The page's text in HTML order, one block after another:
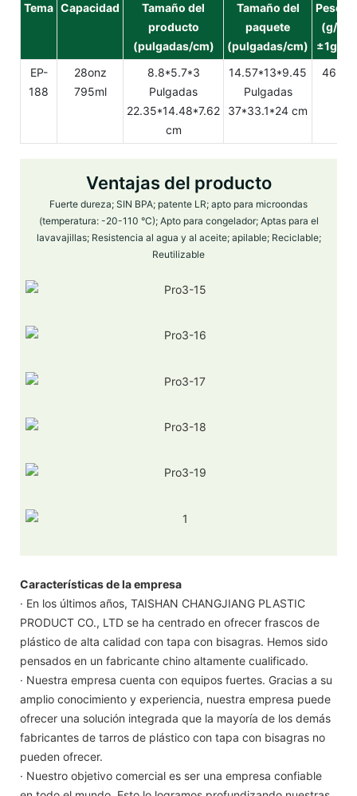
Tema Capacidad
Tamaño del
producto
(pulgadas/cm)
Tamaño del
paquete
(pulgadas/cm)
Peso
(g/
±1g)
EP-
188
28onz
795ml
8.8*5.7*3
Pulgadas
22.35*14.48*7.62
cm
14.57*13*9.45
Pulgadas
37*33.1*24 cm
46
Ventajas del producto
Fuerte dureza; SIN BPA; patente LR; apto para microondas
(temperatura: -20-110 °C); Apto para congelador; Aptas para el
lavavajillas; Resistencia al agua y al aceite; apilable; Reciclable;
Reutilizable
Características de la empresa
· En los últimos años, TAISHAN CHANGJIANG PLASTIC
PRODUCT CO., LTD se ha centrado en ofrecer frascos de
plástico de alta calidad con tapa con bisagras. Hemos sido
pensados ​​en un fabricante chino altamente cualificado.
· Nuestra empresa cuenta con equipos fuertes. Gracias a su
amplio conocimiento y experiencia, nuestra empresa puede
ofrecer una solución integrada que la mayoría de los demás
fabricantes de tarros de plástico con tapa con bisagras no
pueden ofrecer.
· Nuestro objetivo comercial es ser una empresa confiable